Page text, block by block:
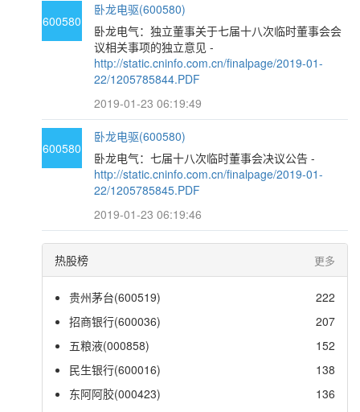
600580
卧龙电驱(600580)
卧龙电气：独立董事关于七届十八次临时董事会会
议相关事项的独立意见 -
http://static.cninfo.com.cn/finalpage/2019-01-
22/1205785844.PDF
2019-01-23 06:19:49
600580
卧龙电驱(600580)
卧龙电气：七届十八次临时董事会决议公告 -
http://static.cninfo.com.cn/finalpage/2019-01-
22/1205785845.PDF
2019-01-23 06:19:46
热股榜 更多
贵州茅台(600519)
222
招商银行(600036)
207
五粮液(000858)
152
民生银行(600016)
138
东阿阿胶(000423)
136